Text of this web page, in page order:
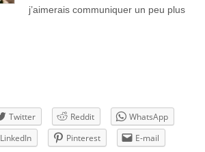
j’aimerais communiquer un peu plus
Twitter Reddit
WhatsApp
LinkedIn Pinterest
E-mail